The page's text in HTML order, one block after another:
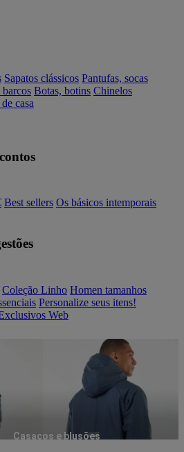
Sapatos clássicos Pantufas, socas
Botas, botins Chinelos
casa
Best sellers Os básicos intemporais
Coleção Linho Homen tamanhos
Personalize seus itens!
Web
Casacos e blusões